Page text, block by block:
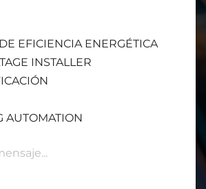
EFICIENCIA ENERGÉTICA
INSTALLER
AUTOMATION